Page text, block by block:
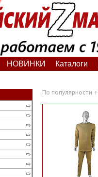
НОВИНКИ Каталоги
По популярности